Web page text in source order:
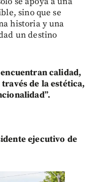
sino que se
historia y una
un destino
calidad,
de la estética,
ejecutivo de